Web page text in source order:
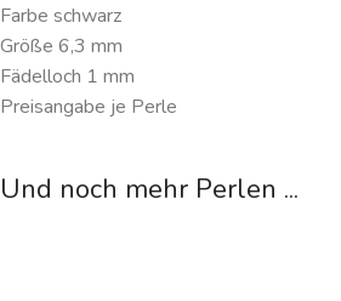
Farbe schwarz
Größe 6,3 mm
Fädelloch 1 mm
Preisangabe je Perle
Und noch mehr Perlen ...